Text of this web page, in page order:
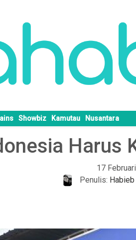
Showbiz Kamutau Nusantara
Harus
17
Penulis: